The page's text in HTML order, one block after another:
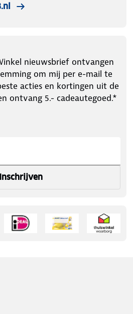
nieuwsbrief ontvangen
om mij per e-mail te
acties en kortingen uit de
ontvang 5.- cadeautegoed.*
Inschrijven